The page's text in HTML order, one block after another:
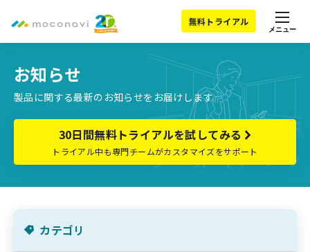
無料トライアル
メニュー
お知らせ
製品に関する最新のお知らせをお届けします
30日間無料トライアルを試してみる
トライアル中も専門チームがカスタマイズをサポート
カテゴリ